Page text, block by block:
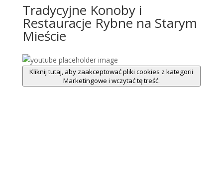
Tradycyjne Konoby i
Restauracje Rybne na Starym
Mieście
Kliknij tutaj, aby zaakceptować pliki cookies z kategorii
Marketingowe i wczytać tę treść.